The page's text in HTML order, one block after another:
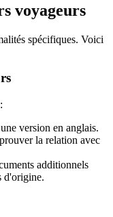
voyageurs
spécifiques. Voici
version en anglais.
la relation avec
additionnels
d'origine.